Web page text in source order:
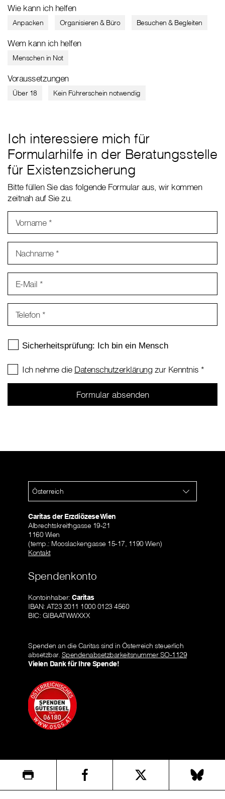
Wie kann ich helfen
Anpacken Organisieren & Büro Besuchen & Begleiten
Wem kann ich helfen
Menschen in Not
Voraussetzungen
Über 18 Kein Führerschein notwendig
Ich interessiere mich für
Formularhilfe in der Beratungsstelle
für Existenzsicherung
Bitte füllen Sie das folgende Formular aus, wir kommen
zeitnah auf Sie zu.
Vorname *
Nachname *
E-Mail *
Telefon *
Ich nehme die Datenschutzerklärung zur Kenntnis *
Österreich
Caritas der Erzdiözese Wien
Albrechtskreithgasse 19-21
1160 Wien
(temp.: Mooslackengasse 15-17, 1190 Wien)
Kontakt
Spendenkonto
Kontoinhaber: Caritas
IBAN: AT23 2011 1000 0123 4560
BIC: GIBAATWWXXX
Spenden an die Caritas sind in Österreich steuerlich
absetzbar. Spendenabsetzbarkeitsnummer SO-1129
Vielen Dank für Ihre Spende!